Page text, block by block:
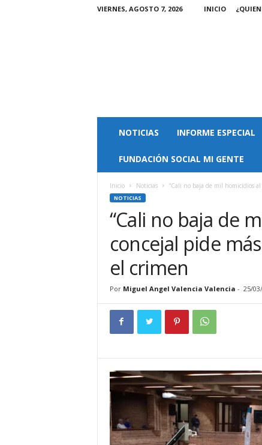
VIERNES, AGOSTO 7, 2026 INICIO
z
NOTICIAS INFORME ESPECIAL
FUNDACIÓN SOCIAL MI GENTE
Inicio Noticias “Cali no baja de mil homicidios
NOTICIAS
“Cali no baja de
concejal pide
el crimen
Por Miguel Angel Valencia Valencia - 25/